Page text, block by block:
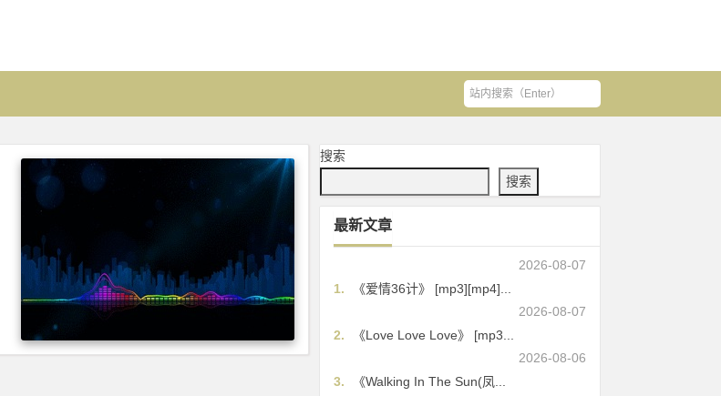
搜索
搜索
最新文章
2026-08-07
1.
《爱情36计》 [mp3][mp4]...
2026-08-07
2.
《Love Love Love》 [mp3...
2026-08-06
3.
《Walking In The Sun(凤...